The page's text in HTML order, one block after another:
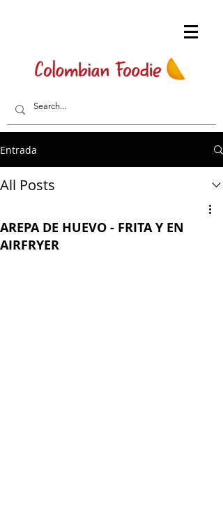
Entrada
All Posts
AREPA DE HUEVO - FRITA Y EN
AIRFRYER